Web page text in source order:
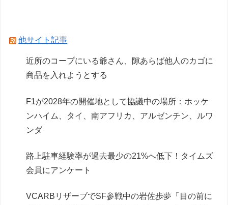
他サイト記事
近所のコープにいる爺さん、隙あらば他人のカゴに
商品を入れようとする
F1が2028年の開催地として協議中の場所：ホッケ
ンハイム、タイ、南アフリカ、アルゼンチン、ルワ
ンダ
路上駐車経験率が過去最少の21%へ低下！タイムズ
会員にアンケート
VCARBリザーブでSF参戦中の岩佐歩夢「目の前に